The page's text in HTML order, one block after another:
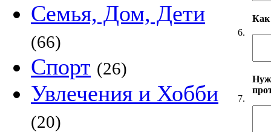
Семья, Дом, Дети
(66)
Спорт (26)
Увлечения и Хобби
(20)
6.
Как
7.